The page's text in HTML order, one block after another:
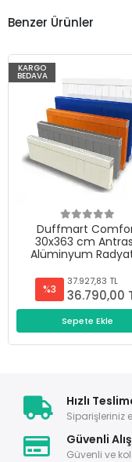
Benzer Ürünler
KARGO
BEDAVA
Duffmart
30x363 cm
Alüminyum
%3
37.927,83 TL
36.790,00
Sepete Ekle
Hızlı
Siparişleriniz
Güvenli
Güvenli ve